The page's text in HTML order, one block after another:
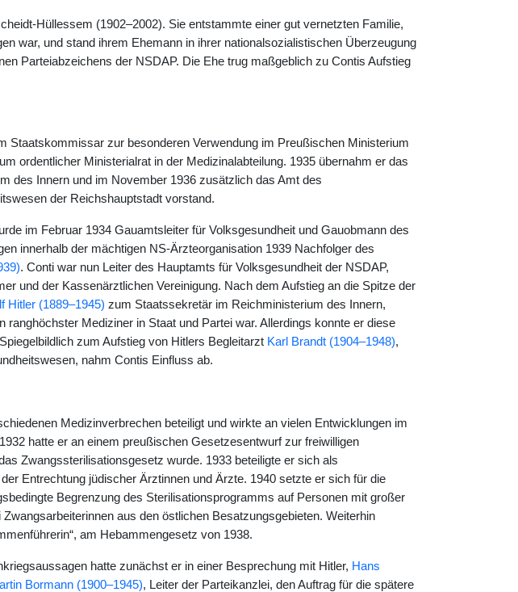
Hüllessem (1902–2002). Sie entstammte einer gut vernetzten Familie,
war, und stand ihrem Ehemann in ihrer nationalsozialistischen Überzeugung
Parteiabzeichens der NSDAP. Die Ehe trug maßgeblich zu Contis Aufstieg
Staatskommissar zur besonderen Verwendung im Preußischen Ministerium
ordentlicher Ministerialrat in der Medizinalabteilung. 1935 übernahm er das
des Innern und im November 1936 zusätzlich das Amt des
der Reichshauptstadt vorstand.
im Februar 1934 Gauamtsleiter für Volksgesundheit und Gauobmann des
innerhalb der mächtigen NS-Ärzteorganisation 1939 Nachfolger des
. Conti war nun Leiter des Hauptamts für Volksgesundheit der NSDAP,
und der Kassenärztlichen Vereinigung. Nach dem Aufstieg an die Spitze der
Hitler (1889–1945) zum Staatssekretär im Reichministerium des Innern,
ranghöchster Mediziner in Staat und Partei war. Allerdings konnte er diese
zum Aufstieg von Hitlers Begleitarzt Karl Brandt (1904–1948),
nahm Contis Einfluss ab.
Medizinverbrechen beteiligt und wirkte an vielen Entwicklungen im
hatte er an einem preußischen Gesetzesentwurf zur freiwilligen
Zwangssterilisationsgesetz wurde. 1933 beteiligte er sich als
Entrechtung jüdischer Ärztinnen und Ärzte. 1940 setzte er sich für die
Begrenzung des Sterilisationsprogramms auf Personen mit großer
aus den östlichen Besatzungsgebieten. Weiterhin
am Hebammengesetz von 1938.
hatte zunächst er in einer Besprechung mit Hitler, Hans
Bormann (1900–1945), Leiter der Parteikanzlei, den Auftrag für die spätere